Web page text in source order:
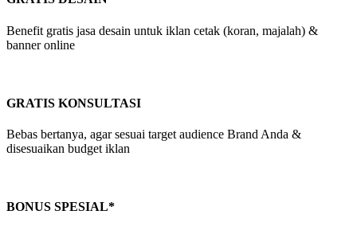
Benefit gratis jasa desain untuk iklan cetak (koran, majalah) &
banner online
GRATIS KONSULTASI
Bebas bertanya, agar sesuai target audience Brand Anda &
disesuaikan budget iklan
BONUS SPESIAL*